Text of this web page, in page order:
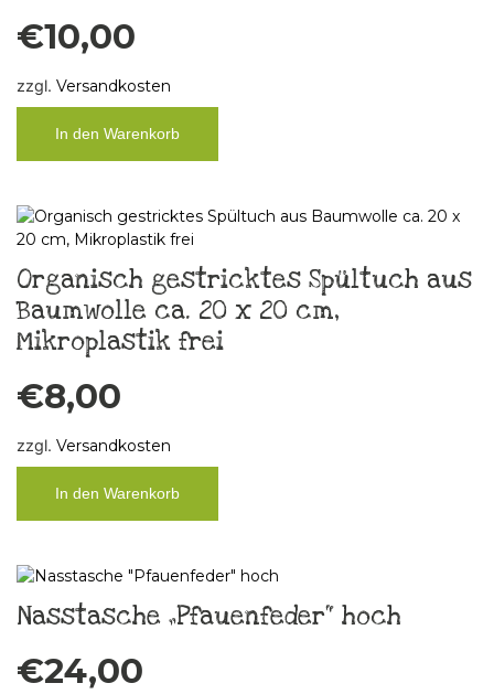
€10,00
zzgl. Versandkosten
In den Warenkorb
Organisch gestricktes Spültuch aus
Baumwolle ca. 20 x 20 cm,
Mikroplastik frei
€8,00
zzgl. Versandkosten
In den Warenkorb
Nasstasche „Pfauenfeder“ hoch
€24,00